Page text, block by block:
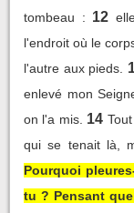
tombeau : 12
l'endroit où le
l'autre aux pieds.
enlevé mon
on l'a mis. 14
qui se tenait là,
Pourquoi
tu ? Pensant